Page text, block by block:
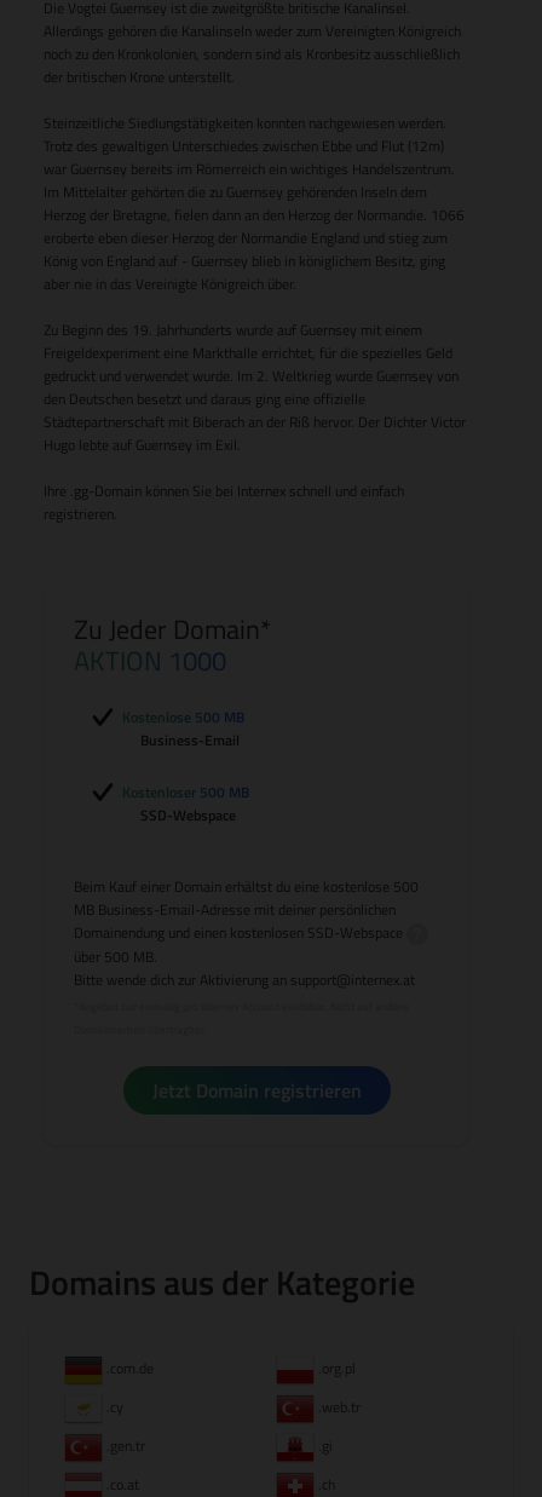
Die Vogtei Guernsey ist die zweitgrößte britische Kanalinsel.
Allerdings gehören die Kanalinseln weder zum Vereinigten Königreich
noch zu den Kronkolonien, sondern sind als Kronbesitz ausschließlich
der britischen Krone unterstellt.
Steinzeitliche Siedlungstätigkeiten konnten nachgewiesen werden.
Trotz des gewaltigen Unterschiedes zwischen Ebbe und Flut (12m)
war Guernsey bereits im Römerreich ein wichtiges Handelszentrum.
Im Mittelalter gehörten die zu Guernsey gehörenden Inseln dem
Herzog der Bretagne, fielen dann an den Herzog der Normandie. 1066
eroberte eben dieser Herzog der Normandie England und stieg zum
König von England auf - Guernsey blieb in königlichem Besitz, ging
aber nie in das Vereinigte Königreich über.
Zu Beginn des 19. Jahrhunderts wurde auf Guernsey mit einem
Freigeldexperiment eine Markthalle errichtet, für die spezielles Geld
gedruckt und verwendet wurde. Im 2. Weltkrieg wurde Guernsey von
den Deutschen besetzt und daraus ging eine offizielle
Städtepartnerschaft mit Biberach an der Riß hervor. Der Dichter Victor
Hugo lebte auf Guernsey im Exil.
Ihre .gg-Domain können Sie bei Internex schnell und einfach
registrieren.
Zu Jeder Domain*
AKTION 1000
Kostenlose 500 MB
Business-Email
Kostenloser 500 MB
SSD-Webspace
Beim Kauf einer Domain erhältst du eine kostenlose 500
MB Business-Email-Adresse mit deiner persönlichen
Domainendung und einen kostenlosen SSD-Webspace
über 500 MB.
Bitte wende dich zur Aktivierung an support@internex.at
Jetzt Domain registrieren
Domains aus der Kategorie
.com.de
.org.pl
.cy
.web.tr
.gen.tr
.gi
.co.at
.ch